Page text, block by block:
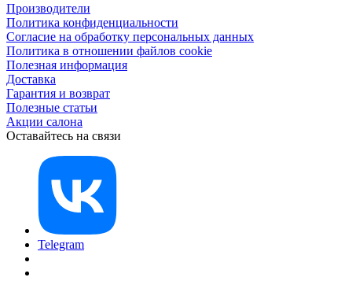
Производители
Политика конфиденциальности
Согласие на обработку персональных данных
Политика в отношении файлов cookie
Полезная информация
Доставка
Гарантия и возврат
Полезные статьи
Акции салона
Оставайтесь на связи
Telegram